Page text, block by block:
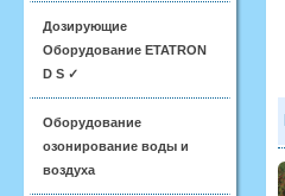
Дозирующие
Оборудование ETATRON
D S ✓
Оборудование
озонирование воды и
воздуха